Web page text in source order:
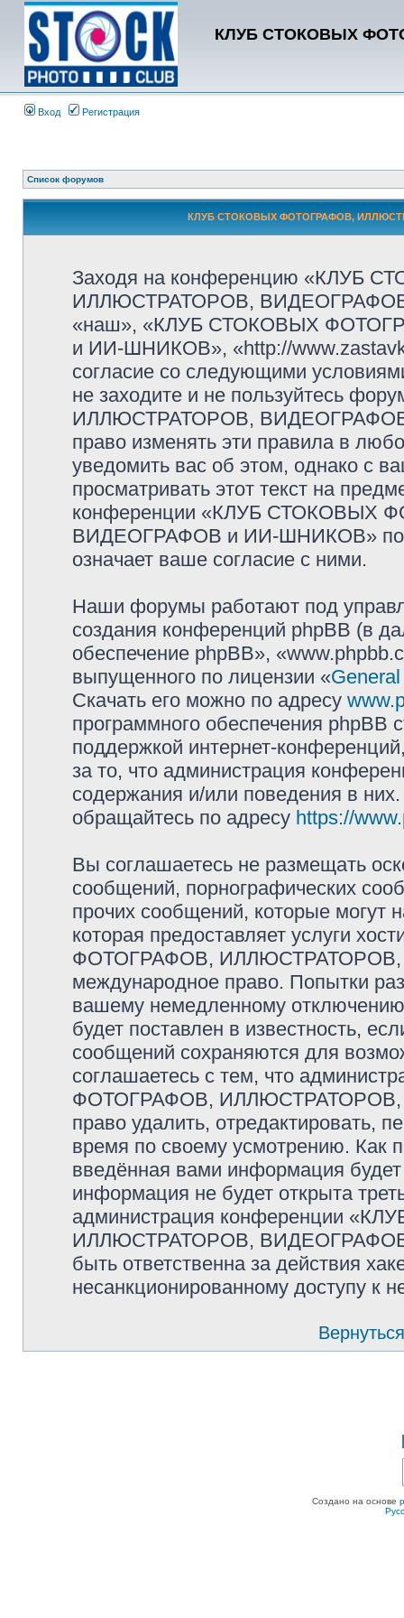
КЛУБ СТОКОВЫХ
Вход Регистрация
Список форумов
КЛУБ СТОКОВЫХ ФОТОГРАФОВ,
Заходя на конференцию «КЛУБ
ИЛЛЮСТРАТОРОВ,
«наш», «КЛУБ СТОКОВЫХ
и ИИ-ШНИКОВ», «http://
согласие со следующими
не заходите и не пользуйтесь
ИЛЛЮСТРАТОРОВ, ВИДЕОГРАФОВ
право изменять эти правила в
уведомить вас об этом, однако с
просматривать этот текст на
конференции «КЛУБ
ВИДЕОГРАФОВ и ИИ-ШНИКОВ»
означает ваше согласие с ними.
Наши форумы работают под
создания конференций phpBB (в
обеспечение phpBB»,
выпущенного по лицензии «
Скачать его можно по адресу
программного обеспечения phpBB
поддержкой интернет-
за то, что администрация
содержания и/или поведения в
обращайтесь по адресу https://
Вы соглашаетесь не размещать
сообщений, порнографических
прочих сообщений, которые могут
которая предоставляет услуги
ФОТОГРАФОВ,
международное право. Попытки
вашему немедленному
будет поставлен в известность,
сообщений сохраняются для
соглашаетесь с тем, что
ФОТОГРАФОВ,
право удалить, отредактировать,
время по своему усмотрению. Как
введённая вами информация
информация не будет открыта
администрация конференции
ИЛЛЮСТРАТОРОВ, ВИДЕОГРАФОВ
быть ответственна за действия
несанкционированному доступу к
Создано на основе